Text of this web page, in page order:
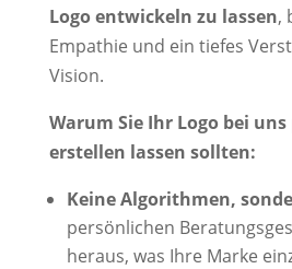
Logo entwickeln zu lassen,
Empathie und ein tiefes
Vision.
Warum Sie Ihr Logo bei
erstellen lassen sollten:
Keine Algorithmen,
persönlichen
heraus, was Ihre Marke